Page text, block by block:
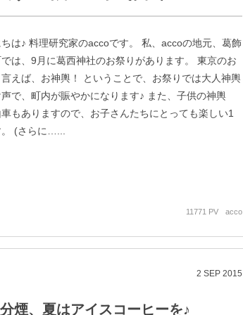
ちは♪ 料理研究家のaccoです。 私、accoの地元、葛飾
では、9月に葛西神社のお祭りがあります。 東京のお
えば、お神輿！ ということで、お祭りでは大人神輿
で、町内が賑やかになります♪ また、子供の神輿
もありますので、お子さんたちにとっても楽しい1
(さらに…...
acco
11771 PV
2 SEP 2015
煙、夏はアイスコーヒーを♪